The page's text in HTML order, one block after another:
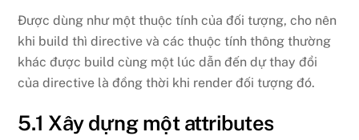
Được dùng như một thuộc tính của đối tượng, cho nên
khi build thì directive và các thuộc tính thông thường
khác được build cùng một lúc dẫn đến dự thay đổi
của directive là đồng thời khi render đối tượng đó.
5.1 Xây dựng một attributes